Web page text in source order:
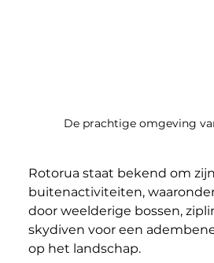
De prachtige omgeving
Rotorua staat bekend om
buitenactiviteiten,
door weelderige bossen,
skydiven voor een
op het landschap.